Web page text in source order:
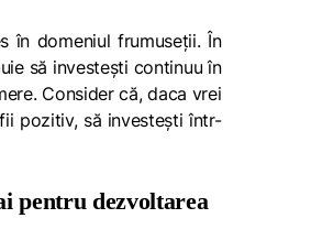
în domeniul frumuseții. În
să investești continuu în
Consider că, daca vrei
pozitiv, să investești într-
pentru dezvoltarea